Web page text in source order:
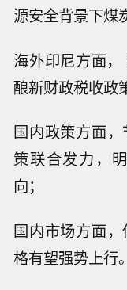
源安全背景下煤
海外印尼方面
酿新财政税收政
国内政策方面
策联合发力，
向；
国内市场方面
格有望强势上行。